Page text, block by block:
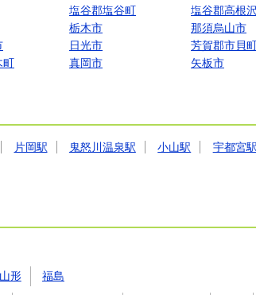
塩谷郡塩谷町
塩谷郡高根
栃木市
那須烏山市
日光市
芳賀郡市貝
町 真岡市 矢板市
片岡駅 鬼怒川温泉駅 小山駅
宇都宮駅
山形 福島